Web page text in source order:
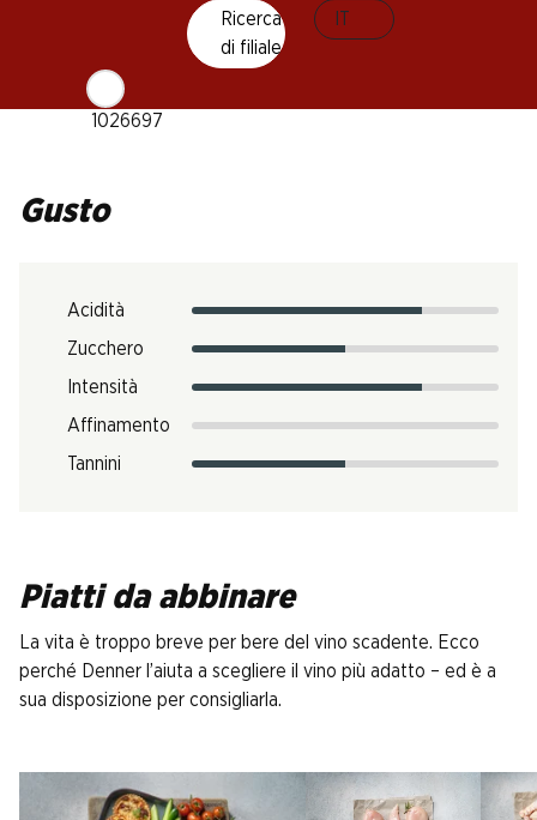
Ricerca
di filiale
Impronta di CO2
N. Art.
1026697
Gusto
Acidità
Zucchero
Intensità
Affinamento
Tannini
Piatti da abbinare
La vita è troppo breve per bere del vino scadente. Ecco
perché Denner l’aiuta a scegliere il vino più adatto – ed è a
sua disposizione per consigliarla.